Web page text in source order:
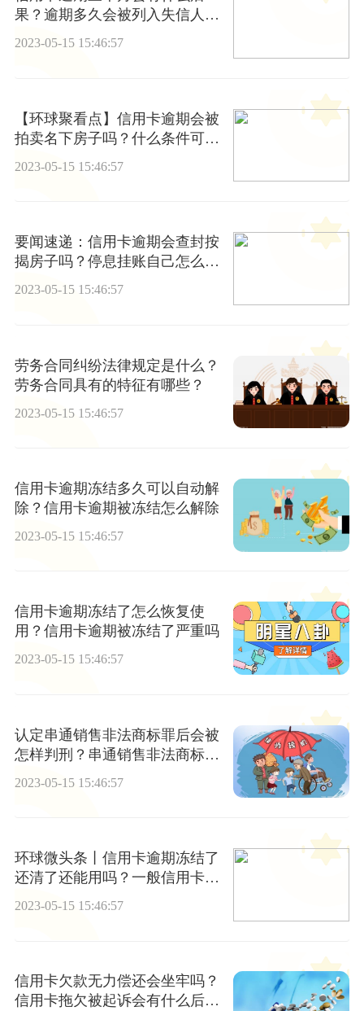
果？逾期多久会被列入失信人名
单
2023-05-15 15:46:57
【环球聚看点】信用卡逾期会被
拍卖名下房子吗？什么条件可以
2023-05-15 15:46:57
要闻速递：信用卡逾期会查封按
揭房子吗？停息挂账自己怎么去
申请
2023-05-15 15:46:57
劳务合同纠纷法律规定是什么？
劳务合同具有的特征有哪些？
2023-05-15 15:46:57
信用卡逾期冻结多久可以自动解
除？信用卡逾期被冻结怎么解除
2023-05-15 15:46:57
信用卡逾期冻结了怎么恢复使
用？信用卡逾期被冻结了严重吗
2023-05-15 15:46:57
认定串通销售非法商标罪后会被
怎样判刑？串通销售非法商标罪
2023-05-15 15:46:57
环球微头条丨信用卡逾期冻结了
还清了还能用吗？一般信用卡冻
结多长时间解开
2023-05-15 15:46:57
信用卡欠款无力偿还会坐牢吗？
信用卡拖欠被起诉会有什么后果-